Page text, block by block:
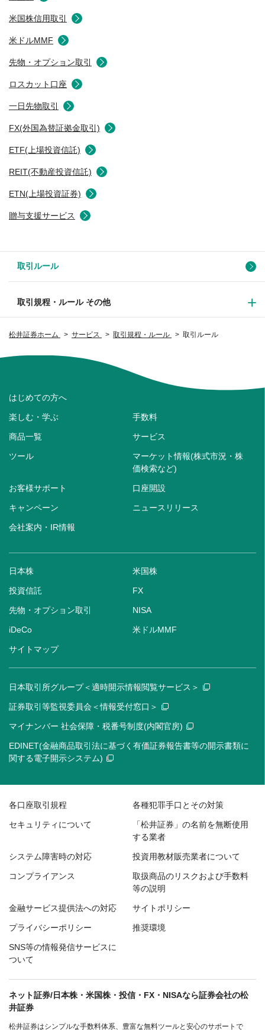
松井証券ホーム サービス 取引規程・ルール 取引ルール
米国株信用取引
米ドルMMF
先物・オプション取引
ロスカット口座
一日先物取引
FX(外国為替証拠金取引)
ETF(上場投資信託)
REIT(不動産投資信託)
ETN(上場投資証券)
贈与支援サービス
取引ルール
取引規程・ルール その他
はじめての方へ
楽しむ・学ぶ 手数料
商品一覧 サービス
ツール
マーケット情報(株式市況・株
価検索など)
お客様サポート 口座開設
キャンペーン ニュースリリース
会社案内・IR情報
日本株 米国株
投資信託 FX
先物・オプション取引 NISA
iDeCo 米ドルMMF
サイトマップ
日本取引所グループ＜適時開示情報閲覧サービス＞
証券取引等監視委員会＜情報受付窓口＞
マイナンバー 社会保障・税番号制度(内閣官房)
EDINET(金融商品取引法に基づく有価証券報告書等の開示書類に
関する電子開示システム)
各口座取引規程 各種犯罪手口とその対策
セキュリティについて
「松井証券」の名前を無断使用
する業者
システム障害時の対応 投資用教材販売業者について
コンプライアンス
取扱商品のリスクおよび手数料
等の説明
金融サービス提供法への対応 サイトポリシー
プライバシーポリシー 推奨環境
SNS等の情報発信サービスに
ついて
ネット証券/日本株・米国株・投信・FX・NISAなら証券会社の松
井証券
松井証券はシンプルな手数料体系、豊富な無料ツールと安心のサポートで